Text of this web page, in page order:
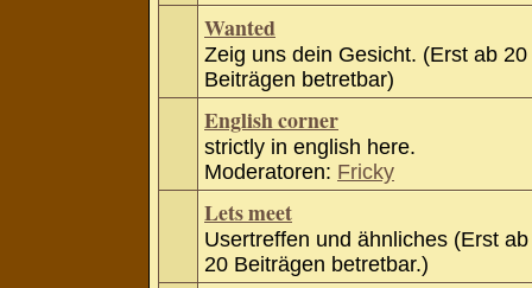
Wanted
Zeig uns dein Gesicht. (Erst ab 20
Beiträgen betretbar)
English corner
strictly in english here.
Moderatoren: Fricky
Lets meet
Usertreffen und ähnliches (Erst ab
20 Beiträgen betretbar.)